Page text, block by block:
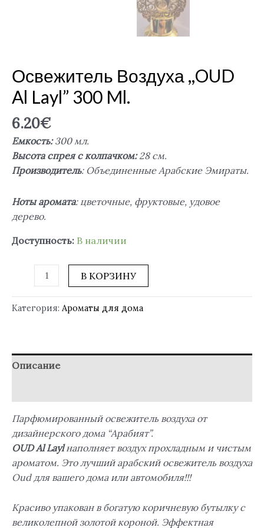
Освежитель Воздуха ,,OUD
Al Layl” 300 Ml.
6.20€
Емкость:300 мл.
Высота спрея с колпачком:28 см.
Производитель: Объединенные Арабские Эмираты.
Ноты аромата: цветочные, фруктовые, удовое
дерево.
Доступность: В наличии
В КОРЗИНУ
Категория: Ароматы для дома
Описание
Парфюмированный освежитель воздуха от
дизайнерского дома “Арабият”.
OUD Al Laylнаполняет воздух прохладным и чистым
ароматом. Это лучший арабский освежитель воздуха
Oud для вашего дома или автомобиля!!!
Красиво упакован в богатую коричневую бутылку с
великолепной золотой короной. Эффектная